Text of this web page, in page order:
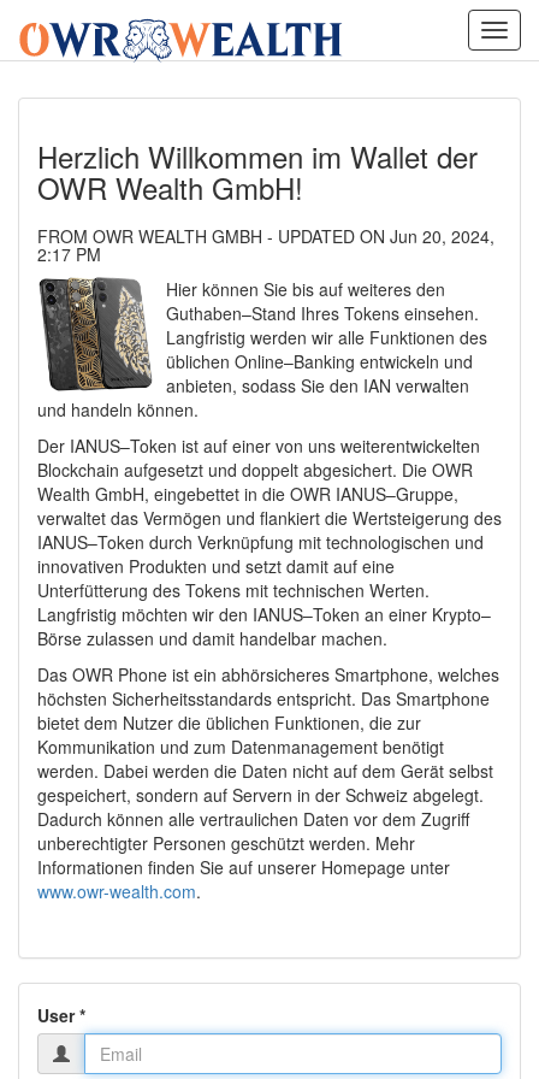
Herzlich Willkommen im Wallet der
OWR Wealth GmbH!
FROM OWR WEALTH GMBH - UPDATED ON Jun 20, 2024,
2:17 PM
Hier können Sie bis auf weiteres den
Guthaben–Stand Ihres Tokens einsehen.
Langfristig werden wir alle Funktionen des
üblichen Online–Banking entwickeln und
anbieten, sodass Sie den IAN verwalten
und handeln können.
Der IANUS–Token ist auf einer von uns weiterentwickelten
Blockchain aufgesetzt und doppelt abgesichert. Die OWR
Wealth GmbH, eingebettet in die OWR IANUS–Gruppe,
verwaltet das Vermögen und flankiert die Wertsteigerung des
IANUS–Token durch Verknüpfung mit technologischen und
innovativen Produkten und setzt damit auf eine
Unterfütterung des Tokens mit technischen Werten.
Langfristig möchten wir den IANUS–Token an einer Krypto–
Börse zulassen und damit handelbar machen.
Das OWR Phone ist ein abhörsicheres Smartphone, welches
höchsten Sicherheitsstandards entspricht. Das Smartphone
bietet dem Nutzer die üblichen Funktionen, die zur
Kommunikation und zum Datenmanagement benötigt
werden. Dabei werden die Daten nicht auf dem Gerät selbst
gespeichert, sondern auf Servern in der Schweiz abgelegt.
Dadurch können alle vertraulichen Daten vor dem Zugriff
unberechtigter Personen geschützt werden. Mehr
Informationen finden Sie auf unserer Homepage unter
www.owr-wealth.com.
User